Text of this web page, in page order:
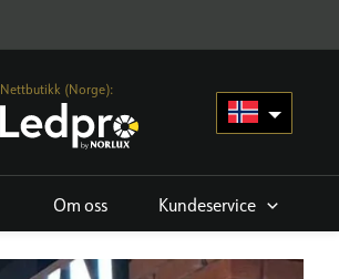
Nettbutikk (Norge):
Om oss Kundeservice